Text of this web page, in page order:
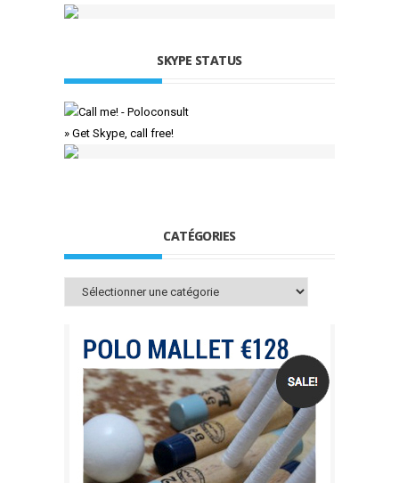
SKYPE STATUS
» Get Skype, call free!
CATÉGORIES
Catégories